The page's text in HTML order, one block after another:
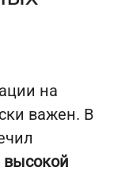
на
важен. В
высокой